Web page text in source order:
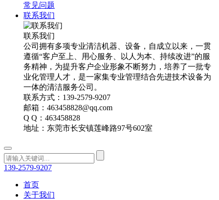
常见问题
联系我们
联系我们
公司拥有多项专业清洁机器、设备，自成立以来，一贯
遵循“客户至上、用心服务、以人为本、持续改进”的服
务精神，为提升客户企业形象不断努力，培养了一批专
业化管理人才，是一家集专业管理结合先进技术设备为
一体的清洁服务公司。
联系方式：139-2579-9207
邮箱：463458828@qq.com
Q Q：463458828
地址：东莞市长安镇莲峰路97号602室
139-2579-9207
首页
关于我们